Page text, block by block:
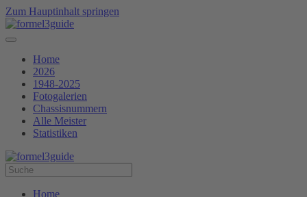
Zum Hauptinhalt springen
Home
2026
1948-2025
Fotogalerien
Chassisnummern
Alle Meister
Statistiken
Home